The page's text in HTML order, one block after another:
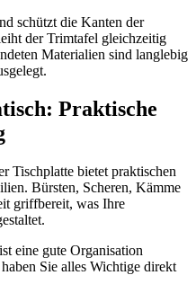
schützt die Kanten der
der Trimtafel gleichzeitig
Materialien sind langlebig
Praktische
Tischplatte bietet praktischen
Bürsten, Scheren, Kämme
griffbereit, was Ihre
eine gute Organisation
Sie alles Wichtige direkt